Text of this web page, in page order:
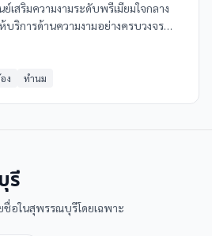
สริมความงามระดับพรีเมียมใจกลาง
ริการด้านความงามอย่างครบวงจร
ง ทำนม
รี
ชื่อในสุพรรณบุรีโดยเฉพาะ